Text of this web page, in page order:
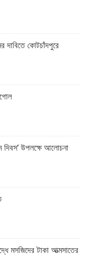
দাবিতে কোটচাঁদপুরে
উপলক্ষে আলোচনা
মসজিদের টাকা আত্মসাতের